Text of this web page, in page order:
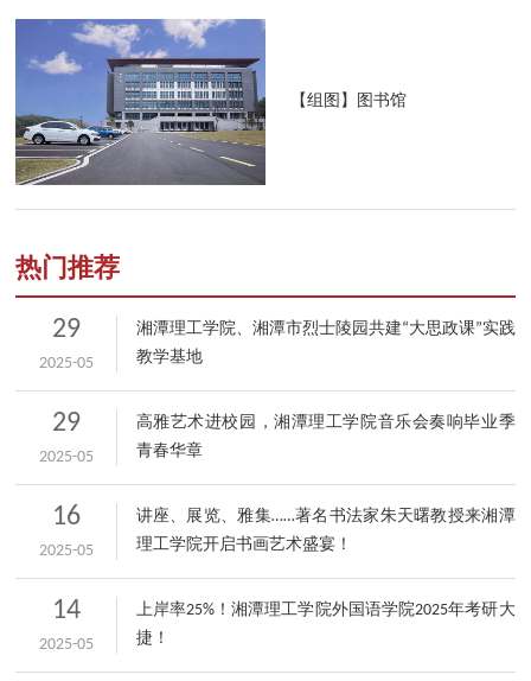
【组图】图书馆
热门推荐
29
2025-05
湘潭理工学院、湘潭市烈士陵园共建“大思政课”实践
教学基地
29
2025-05
高雅艺术进校园，湘潭理工学院音乐会奏响毕业季
青春华章
16
2025-05
讲座、展览、雅集……著名书法家朱天曙教授来湘潭
理工学院开启书画艺术盛宴！
14
2025-05
上岸率25%！湘潭理工学院外国语学院2025年考研大
捷！